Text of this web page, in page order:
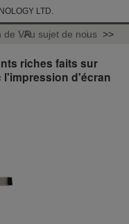
LTD.
de VRAu sujet de nous >>
riches faits sur
l'impression d'écran